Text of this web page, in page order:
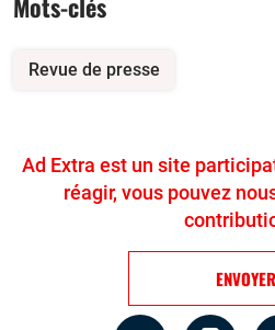
Mots-clés
Revue de presse
Ad Extra est un site
réagir, vous pouvez
ENVOYER